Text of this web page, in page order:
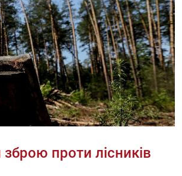
проти лісників